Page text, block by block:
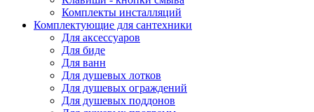
Комплекты инсталляций
Комплектующие для сантехники
Для аксессуаров
Для биде
Для ванн
Для душевых лотков
Для душевых ограждений
Для душевых поддонов